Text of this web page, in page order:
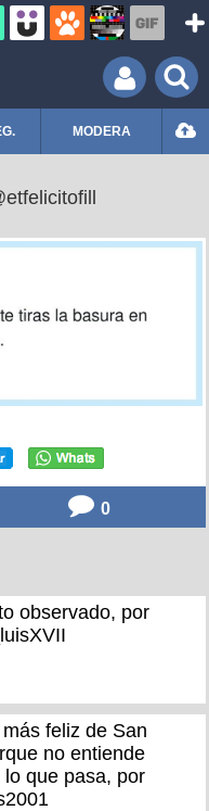
MODERA
0
observado, por
feliz de San
no entiende
lo que pasa, por